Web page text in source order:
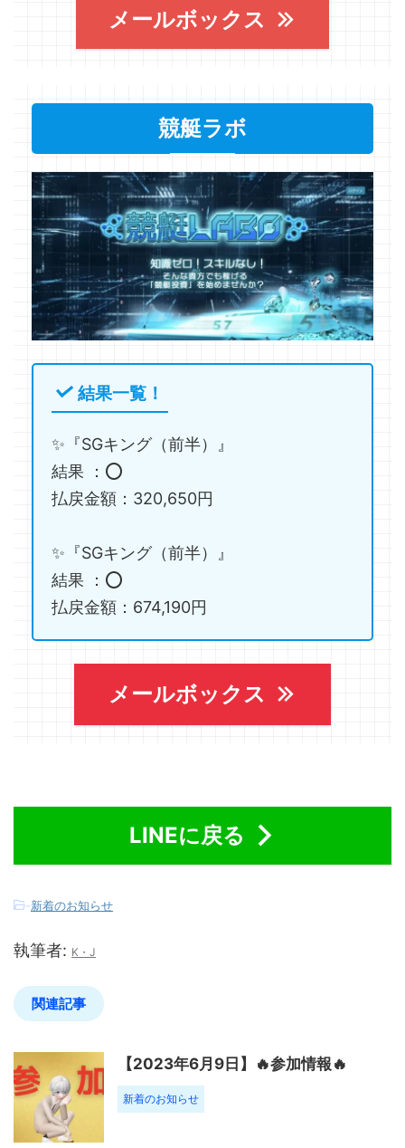
メールボックス
競艇ラボ
結果一覧！
✨『SGキング（前半）』
結果 ：⭕️
払戻金額：320,650円
✨『SGキング（前半）』
結果 ：⭕️
払戻金額：674,190円
メールボックス
LINEに戻る
-新着のお知らせ
執筆者: K・J
関連記事
【2023年6月9日】🔥参加情報🔥
新着のお知らせ